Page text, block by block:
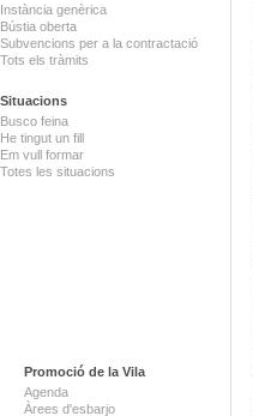
Instància genèrica
Bústia oberta
Subvencions per a la contractació
Tots els tràmits
Situacions
Busco feina
He tingut un fill
Em vull formar
Totes les situacions
Promoció de la Vila
Agenda
Àrees d'esbarjo